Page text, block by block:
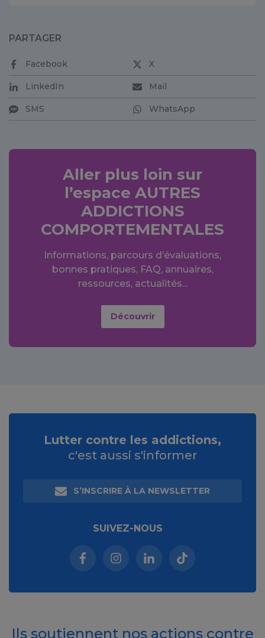
PARTAGER
Facebook X
LinkedIn Mail
SMS WhatsApp
Aller plus loin sur
l’espace AUTRES
ADDICTIONS
COMPORTEMENTALES
Informations, parcours d’évaluations,
bonnes pratiques, FAQ, annuaires,
ressources, actualités...
Découvrir
Lutter contre les addictions,
c'est aussi s'informer
S’INSCRIRE À LA NEWSLETTER
SUIVEZ-NOUS
Facebook (nouvelle fenêtre)
Instagram (nouvelle fenêtre)
Linkedin (nouvelle
Tiktok (nouvelle
Ils soutiennent nos actions contre